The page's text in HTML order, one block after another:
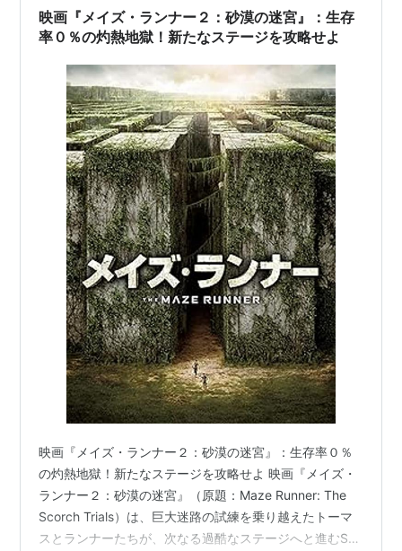
映画『メイズ・ランナー２：砂漠の迷宮』：生存
率０％の灼熱地獄！新たなステージを攻略せよ
映画『メイズ・ランナー２：砂漠の迷宮』：生存率０％
の灼熱地獄！新たなステージを攻略せよ 映画『メイズ・
ランナー２：砂漠の迷宮』（原題：Maze Runner: The
Scorch Trials）は、巨大迷路の試練を乗り越えたトーマ
スとランナーたちが、次なる過酷なステージへと進むSF